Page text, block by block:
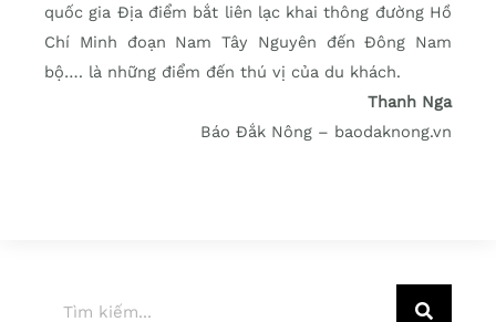
quốc gia Địa điểm bắt liên lạc khai thông đường Hồ
Chí Minh đoạn Nam Tây Nguyên đến Đông Nam
bộ…. là những điểm đến thú vị của du khách.
Thanh Nga
Báo Đắk Nông – baodaknong.vn